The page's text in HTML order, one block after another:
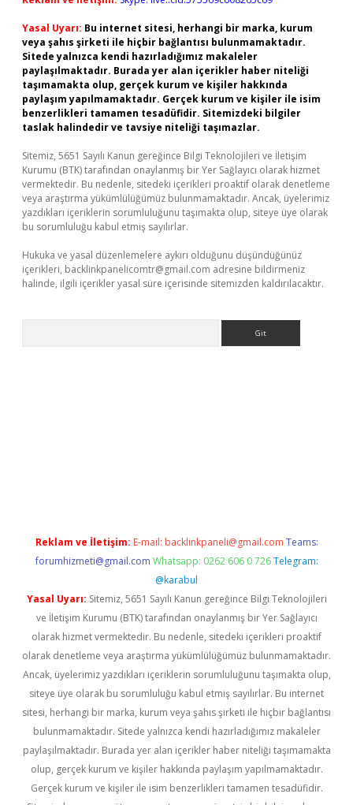
Yasal Uyarı: Bu internet sitesi, herhangi bir marka, kurum
veya şahıs şirketi ile hiçbir bağlantısı bulunmamaktadır.
Sitede yalnızca kendi hazırladığımız makaleler
paylaşılmaktadır. Burada yer alan içerikler haber niteliği
taşımamakta olup, gerçek kurum ve kişiler hakkında
paylaşım yapılmamaktadır. Gerçek kurum ve kişiler ile isim
benzerlikleri tamamen tesadüfidir. Sitemizdeki bilgiler
taslak halindedir ve tavsiye niteliği taşımazlar.
Sitemiz, 5651 Sayılı Kanun gereğince Bilgi Teknolojileri ve İletişim
Kurumu (BTK) tarafından onaylanmış bir Yer Sağlayıcı olarak hizmet
vermektedir. Bu nedenle, sitedeki içerikleri proaktif olarak denetleme
veya araştırma yükümlülüğümüz bulunmamaktadır. Ancak, üyelerimiz
yazdıkları içeriklerin sorumluluğunu taşımakta olup, siteye üye olarak
bu sorumluluğu kabul etmiş sayılırlar.
Hukuka ve yasal düzenlemelere aykırı olduğunu düşündüğünüz
içerikleri, backlinkpanelicomtr@gmail.com adresine bildirmeniz
halinde, ilgili içerikler yasal süre içerisinde sitemizden kaldırılacaktır.
Reklam ve İletişim: E-mail: backlinkpaneli@gmail.com Teams:
forumhizmeti@gmail.com Whatsapp: 0262 606 0 726 Telegram:
@karabul
Yasal Uyarı: Sitemiz, 5651 Sayılı Kanun gereğince Bilgi Teknolojileri
ve İletişim Kurumu (BTK) tarafından onaylanmış bir Yer Sağlayıcı
olarak hizmet vermektedir. Bu nedenle, sitedeki içerikleri proaktif
olarak denetleme veya araştırma yükümlülüğümüz bulunmamaktadır.
Ancak, üyelerimiz yazdıkları içeriklerin sorumluluğunu taşımakta olup,
siteye üye olarak bu sorumluluğu kabul etmiş sayılırlar. Bu internet
sitesi, herhangi bir marka, kurum veya şahıs şirketi ile hiçbir bağlantısı
bulunmamaktadır. Sitede yalnızca kendi hazırladığımız makaleler
paylaşılmaktadır. Burada yer alan içerikler haber niteliği taşımamakta
olup, gerçek kurum ve kişiler hakkında paylaşım yapılmamaktadır.
Gerçek kurum ve kişiler ile isim benzerlikleri tamamen tesadüfidir.